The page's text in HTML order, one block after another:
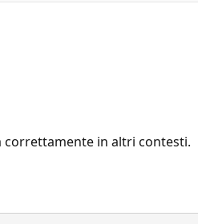
correttamente in altri contesti.